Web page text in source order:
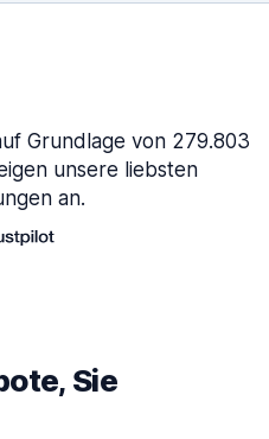
Grundlage von 279.803
unsere liebsten
an.
Sie